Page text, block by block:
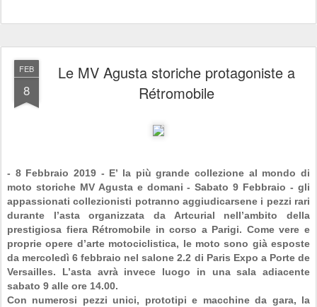
FEB
8
Le MV Agusta storiche protagoniste a
Rétromobile
- 8 Febbraio 2019 - E’ la più grande collezione al mondo di
moto storiche MV Agustae domani - Sabato 9 Febbraio - gli
appassionati collezionisti potranno aggiudicarsene i pezzi rari
durante l’asta organizzata da Artcurial nell’ambito della
prestigiosa fiera Rétromobile in corso a Parigi. Come vere e
proprie opere d’arte motociclistica, le moto sono già esposte
da mercoledì 6 febbraio nel salone 2.2 di Paris Expo a Porte de
Versailles. L’asta avrà invece luogo in una sala adiacente
sabato 9 alle ore 14.00.
Con numerosi pezzi unici, prototipi e macchine da gara, la